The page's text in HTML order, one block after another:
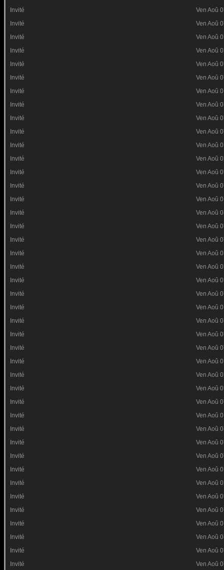
Invité
Ven Aoû
Invité
Ven Aoû
Invité
Ven Aoû
Invité
Ven Aoû
Invité
Ven Aoû
Invité
Ven Aoû
Invité
Ven Aoû
Invité
Ven Aoû
Invité
Ven Aoû
Invité
Ven Aoû
Invité
Ven Aoû
Invité
Ven Aoû
Invité
Ven Aoû
Invité
Ven Aoû
Invité
Ven Aoû
Invité
Ven Aoû
Invité
Ven Aoû
Invité
Ven Aoû
Invité
Ven Aoû
Invité
Ven Aoû
Invité
Ven Aoû
Invité
Ven Aoû
Invité
Ven Aoû
Invité
Ven Aoû
Invité
Ven Aoû
Invité
Ven Aoû
Invité
Ven Aoû
Invité
Ven Aoû
Invité
Ven Aoû
Invité
Ven Aoû
Invité
Ven Aoû
Invité
Ven Aoû
Invité
Ven Aoû
Invité
Ven Aoû
Invité
Ven Aoû
Invité
Ven Aoû
Invité
Ven Aoû
Invité
Ven Aoû
Invité
Ven Aoû
Invité
Ven Aoû
Invité
Ven Aoû
Invité
Ven Aoû